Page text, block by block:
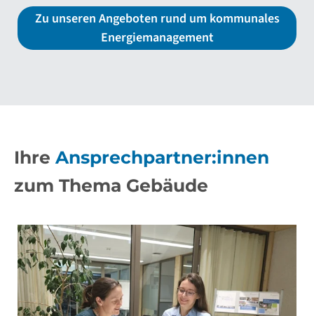
Zu unseren Angeboten rund um kommunales
Energiemanagement
Ihre Ansprechpartner:innen
zum Thema Gebäude